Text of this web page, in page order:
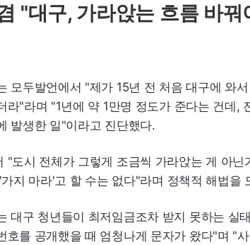
"대구, 가라앉는 흐름 바
모두발언에서 "제가 15년 전 처음 대구에 와
라"라며 "1년에 약 1만명 정도가 준다는 건데,
발생한 일"이라고 진단했다.
"도시 전체가 그렇게 조금씩 가라앉는 게 아
지 마라'고 할 수는 없다"라며 정책적 해법을
대구 청년들이 최저임금조차 받지 못하는 실
호를 공개했을 때 엄청나게 문자가 왔다"며 "